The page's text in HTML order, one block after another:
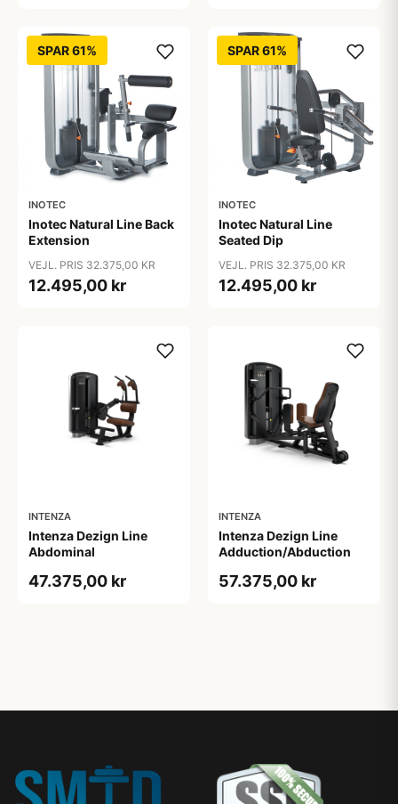
SPAR 61%
INOTEC
Inotec Natural Line Back
Extension
VEJL. PRIS 32.375,00 KR
12.495,00 kr
SPAR 61%
INOTEC
Inotec Natural Line
Seated Dip
VEJL. PRIS 32.375,00 KR
12.495,00 kr
INTENZA
Intenza Dezign Line
Abdominal
47.375,00 kr
INTENZA
Intenza Dezign Line
Adduction/Abduction
57.375,00 kr